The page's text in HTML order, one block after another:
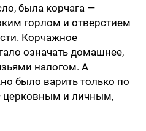
была корчага —
горлом и отверстием
Корчажное
означать домашнее,
налогом. А
было варить только по
и личным,